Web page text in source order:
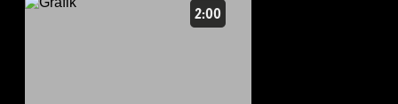
2:00